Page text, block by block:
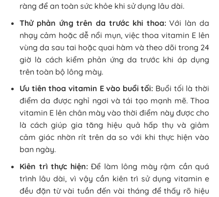
ràng để an toàn sức khỏe khi sử dụng lâu dài.
Thử phản ứng trên da trước khi thoa:Với làn da
nhạy cảm hoặc dễ nổi mụn, việc thoa vitamin E lên
vùng da sau tai hoặc quai hàm và theo dõi trong 24
giờ là cách kiểm phản ứng da trước khi áp dụng
trên toàn bộ lông mày.
Ưu tiên thoa vitamin E vào buổi tối: Buổi tối là thời
điểm da được nghỉ ngơi và tái tạo mạnh mẽ. Thoa
vitamin E lên chân mày vào thời điểm này được cho
là cách giúp gia tăng hiệu quả hấp thụ và giảm
cảm giác nhờn rít trên da so với khi thực hiện vào
ban ngày.
Kiên trì thực hiện: Để làm lông mày rậm cần quá
trình lâu dài, vì vậy cần kiên trì sử dụng vitamin e
đều đặn từ vài tuần đến vài tháng để thấy rõ hiệu